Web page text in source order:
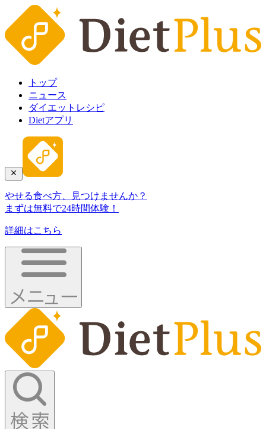
トップ
ニュース
ダイエットレシピ
Dietアプリ
やせる食べ方、見つけませんか？
まずは無料で24時間体験！
詳細はこちら